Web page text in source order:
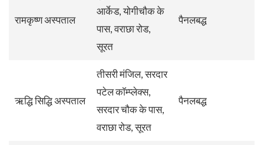
रामकृष्ण अस्पताल
आर्केड, योगीचौक के
पास, वराछा रोड,
सूरत
पैनलबद्ध
ऋद्धि सिद्धि अस्पताल
तीसरी मंजिल, सरदार
पटेल कॉम्प्लेक्स,
सरदार चौक के पास,
वराछा रोड, सूरत
पैनलबद्ध